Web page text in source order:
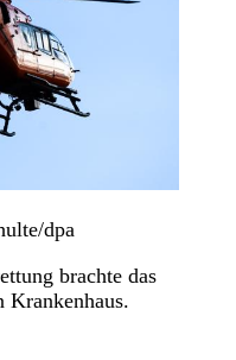
dpa
brachte das
Krankenhaus.